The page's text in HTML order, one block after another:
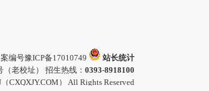
编号豫ICP备17010749
站长统计
老校址） 招生热线： 0393-8918100
CXQXJY.COM） All Rights Reserved